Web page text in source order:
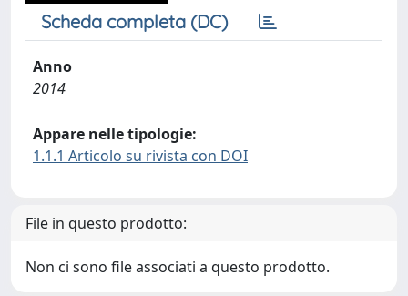
Scheda completa (DC)
Anno
2014
Appare nelle tipologie:
1.1.1 Articolo su rivista con DOI
File in questo prodotto:
Non ci sono file associati a questo prodotto.